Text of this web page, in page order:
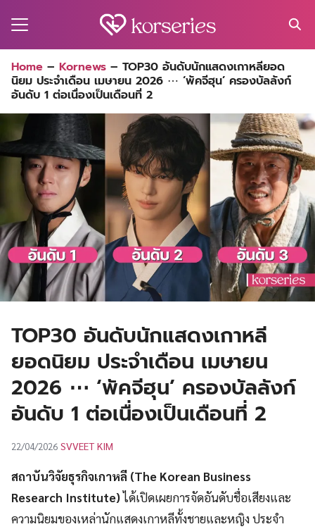
for:
Home – Kornews – TOP30 อันดับนักแสดงเกาหลียอด
นิยม ประจำเดือน เมษายน 2026 ⋯ ‘พัคจีฮุน’ ครองบัลลังก์
อันดับ 1 ต่อเนื่องเป็นเดือนที่ 2
TOP30 อันดับนักแสดงเกาหลี
ยอดนิยม ประจำเดือน เมษายน
2026 ⋯ ‘พัคจีฮุน’ ครองบัลลังก์
อันดับ 1 ต่อเนื่องเป็นเดือนที่ 2
22/04/2026 SVVEET KIM
สถาบันวิจัยธุรกิจเกาหลี (The Korean Business
Research Institute)ได้เปิดเผยการจัดอันดับชื่อเสียงและ
ความนิยมของเหล่านักแสดงเกาหลีทั้งชายและหญิง ประจำ